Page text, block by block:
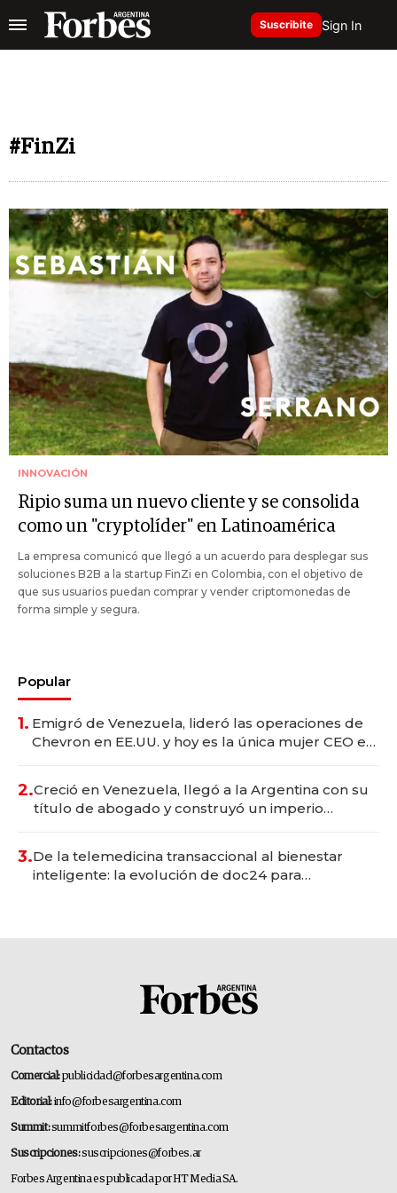
Suscribite Sign In
#FinZi
INNOVACIÓN
Ripio suma un nuevo cliente y se consolida
como un "cryptolíder" en Latinoamérica
La empresa comunicó que llegó a un acuerdo para desplegar sus
soluciones B2B a la startup FinZi en Colombia, con el objetivo de
que sus usuarios puedan comprar y vender criptomonedas de
forma simple y segura.
Popular
1. Emigró de Venezuela, lideró las operaciones de
Chevron en EE.UU. y hoy es la única mujer CEO en
2.Creció en Venezuela, llegó a la Argentina con su
título de abogado y construyó un imperio
3.De la telemedicina transaccional al bienestar
inteligente: la evolución de doc24 para
Contactos
Comercial:publicidad@forbesargentina.com
Editorial:info@forbesargentina.com
Summit:summitforbes@forbesargentina.com
Suscripciones:suscripciones@forbes.ar
Forbes Argentina es publicada por HT Media SA.